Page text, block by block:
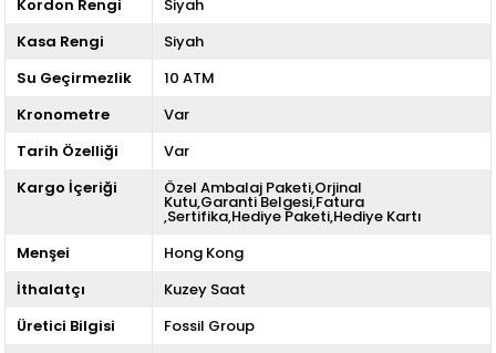
Kordon Rengi
Siyah
Kasa Rengi
Siyah
Su Geçirmezlik
10 ATM
Kronometre
Var
Tarih Özelliği
Var
Kargo İçeriği
Özel Ambalaj Paketi,Orjinal
Kutu,Garanti Belgesi,Fatura
,Sertifika,Hediye Paketi,Hediye Kartı
Menşei
Hong Kong
İthalatçı
Kuzey Saat
Üretici Bilgisi
Fossil Group